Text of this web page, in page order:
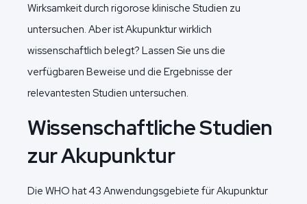
Wirksamkeit durch rigorose klinische Studien zu
untersuchen. Aber ist Akupunktur wirklich
wissenschaftlich belegt? Lassen Sie uns die
verfügbaren Beweise und die Ergebnisse der
relevantesten Studien untersuchen.
Wissenschaftliche Studien
zur Akupunktur
Die WHO hat 43 Anwendungsgebiete für Akupunktur